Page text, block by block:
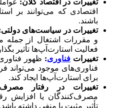
اقتصادی که می‌توانند بر
باشند.
تغییرات در سیاست‌های
و مقررات اشتغال از جمله
فعالیت استارت‌آپ‌ها تأثیر
تغییرات فناوری: ظهور
فناوری‌های موجود می‌تواند
برای استارت‌آپ‌ها ایجاد کند.
تغییرات در رفتار
مصرف‌کنندگان یا افزایش
تأثیر مثبت یا منفی داشته باشد.